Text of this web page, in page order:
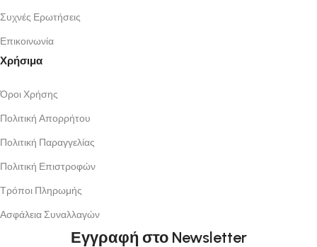
Συχνές Ερωτήσεις
Επικοινωνία
Χρήσιμα
Όροι Χρήσης
Πολιτική Απορρήτου
Πολιτική Παραγγελίας
Πολιτική Επιστροφών
Τρόποι Πληρωμής
Ασφάλεια Συναλλαγών
Εγγραφή στο Newsletter